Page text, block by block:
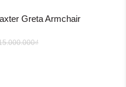
Greta Armchair